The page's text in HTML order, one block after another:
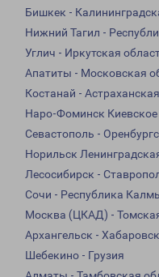
Бишкек -
Нижний Тагил -
Углич - Иркутская
Апатиты - Московская
Костанай -
Наро-Фоминск Киевское
Севастополь -
Норильск
Лесосибирск -
Сочи - Республика
Москва (ЦКАД) -
Архангельск -
Шебекино - Грузия